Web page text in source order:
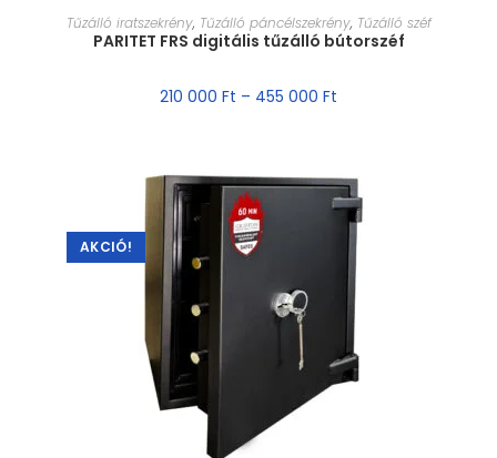
MÉRET VÁLASZTÁSA
Tűzálló iratszekrény, Tűzálló páncélszekrény, Tűzálló széf
PARITET FRS digitális tűzálló bútorszéf
210 000 Ft – 455 000 Ft
AKCIÓ!